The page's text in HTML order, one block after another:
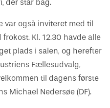
der står bag.
var også inviteret med til
Kl. 12.30 havde alle
plads i salen, og herefter
Fællesudvalg,
til dagens første
Michael Nedersøe (DF).